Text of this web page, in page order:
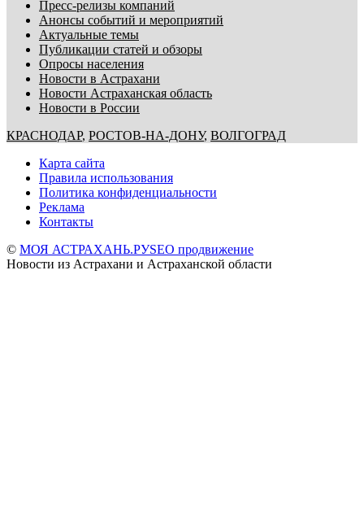
Пресс-релизы компаний
Анонсы событий и мероприятий
Актуальные темы
Публикации статей и обзоры
Опросы населения
Новости в Астрахани
Новости Астраханская область
Новости в России
КРАСНОДАР, РОСТОВ-НА-ДОНУ, ВОЛГОГРАД
Карта сайта
Правила использования
Политика конфиденциальности
Реклама
Контакты
© МОЯ АСТРАХАНЬ.РУSEO продвижение
Новости из Астрахани и Астраханской области